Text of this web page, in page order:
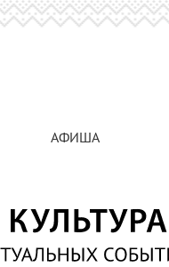
АФИША